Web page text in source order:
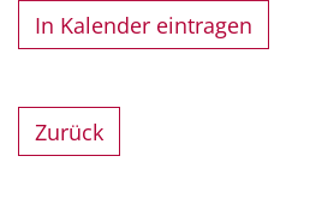
In Kalender eintragen
Zurück